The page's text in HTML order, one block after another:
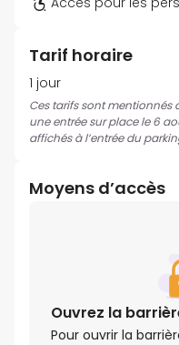
Tarif horaire
1 jour
Ces tarifs sont mentionnés
une entrée sur place le 6
affichés à l’entrée du
Moyens d’accès
Ouvrez la
Pour ouvrir la